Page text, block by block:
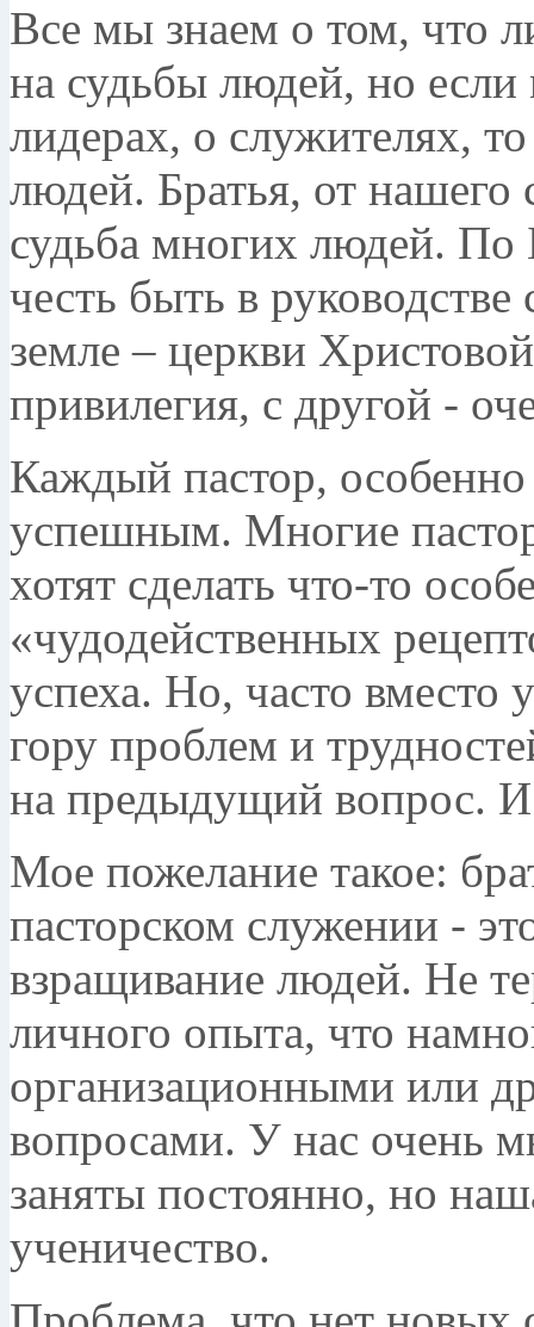
Все мы знаем о том, что
на судьбы людей, но
лидерах, о служителях,
людей. Братья, от нашего
судьба многих людей.
честь быть в руководстве
земле – церкви
привилегия, с другой -
Каждый пастор,
успешным. Многие
хотят сделать что-то
«чудодейственных
успеха. Но, часто вместо
гору проблем и
на предыдущий вопрос. И
Мое пожелание такое:
пасторском служении -
взращивание людей. Не
личного опыта, что
организационными или
вопросами. У нас очень
заняты постоянно, но
ученичество.